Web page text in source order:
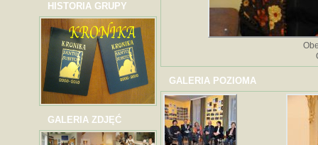
HISTORIA GRUPY
GALERIA ZDJĘĆ
GALERIA POZIOMA